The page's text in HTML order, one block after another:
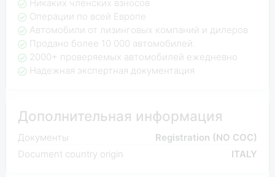
Никаких членских взносов
Операции по всей Европе
Автомобили от лизинговых компаний и дилеров
Продано более 10 000 автомобилей.
2000+ проверяемых автомобилей ежедневно
Надежная экспертная документация
Дополнительная информация
Документы
Registration (NO COC)
Document country origin
ITALY